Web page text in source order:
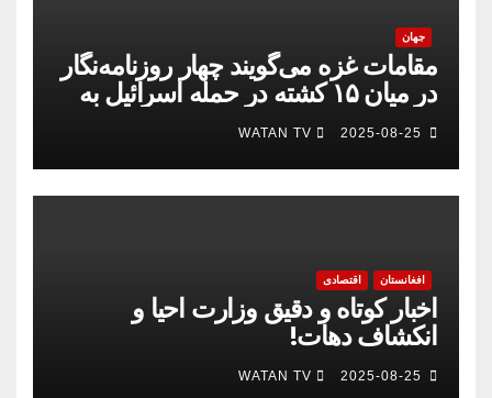
جهان
مقامات غزه می‌گویند چهار روزنامه‌نگار
در میان ۱۵ کشته در حمله اسرائیل به
بیمارستان
2025-08-25
WATAN TV
افغانستان اقتصادی
اخبار کوتاه و دقیق وزارت احیا و
انکشاف دهات!
2025-08-25
WATAN TV